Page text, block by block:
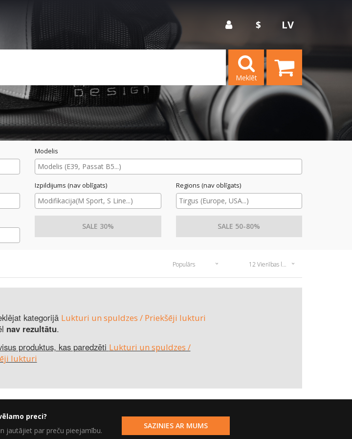
$ LV
Meklēt
Modelis
Izpildijums (nav oblīgats) Regions (nav oblīgats)
SALE 30% SALE 50-80%
Populārs 12 Vienības lapā
kategorijā Lukturi un spuldzes / Priekšēji lukturi
nav rezultātu.
produktus, kas paredzēti Lukturi un spuldzes /
lukturi
preci?
jautājiet par preču pieejamību.
SAZINIES AR MUMS